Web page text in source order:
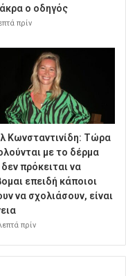
ο οδηγός
πρίν
Κωνσταντινίδη: Τώρα
με το δέρμα
πρόκειται να
επειδή κάποιοι
να σχολιάσουν, είναι
πρίν